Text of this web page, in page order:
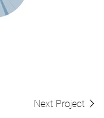
Next Project